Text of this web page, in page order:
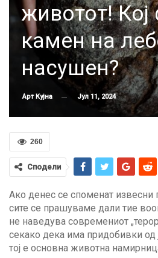
животот!
камен на
насушен?
Арт Кујна Јул 11, 2024
260
Сподели
Ако денес се споменат извесни
сите се прашуваме дали тие
не наведува современиот
секако дека има придобивки од
тој е основна животна